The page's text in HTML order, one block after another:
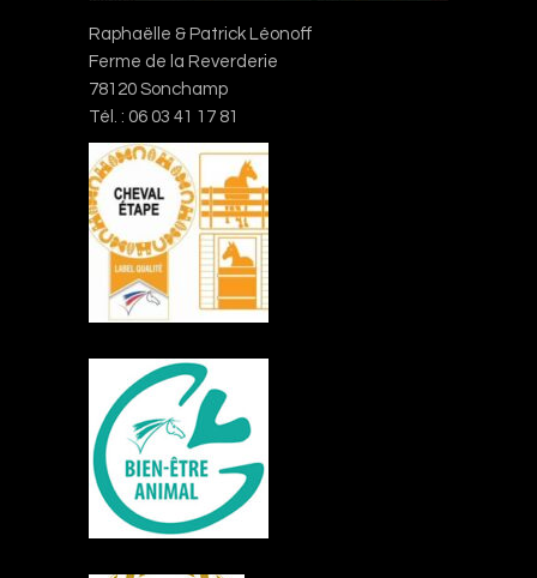
Raphaëlle & Patrick Léonoff
Ferme de la Reverderie
78120 Sonchamp
Tél. : 06 03 41 17 81